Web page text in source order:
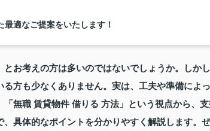
最適なご提案をいたします！
とお考えの方は多いのではないでしょうか。しか
方も少なくありません。実は、工夫や準備によ
無職 賃貸物件 借りる 方法」という視点から、
具体的なポイントを分かりやすく解説します。